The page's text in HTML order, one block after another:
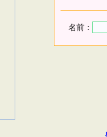
名前：